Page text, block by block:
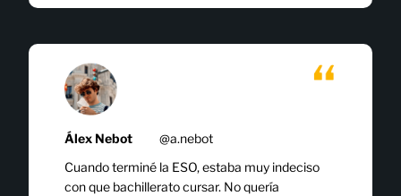
Álex Nebot@a.nebot
Cuando terminé la ESO, estaba muy indeciso
con que bachillerato cursar. No quería